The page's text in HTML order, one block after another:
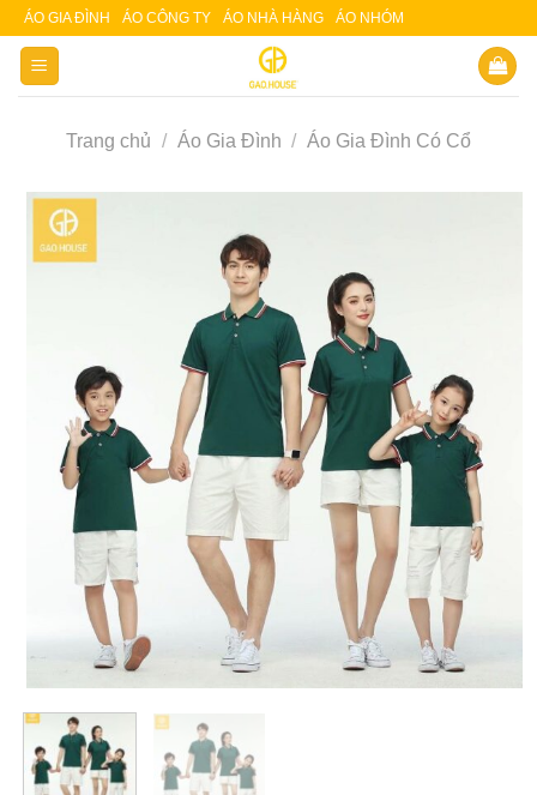
Skip
content
ÁO GIA ĐÌNH ÁO CÔNG TY ÁO NHÀ HÀNG ÁO NHÓM
Trang chủ / Áo Gia Đình / Áo Gia Đình Có Cổ